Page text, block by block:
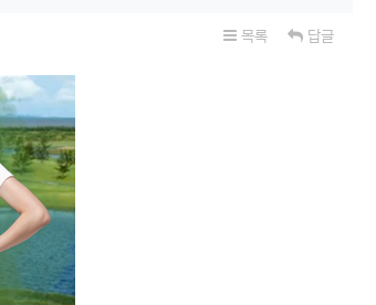
목록 답글